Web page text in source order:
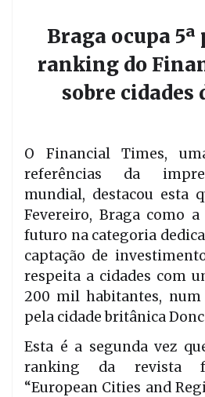
Braga ocupa 5ª
ranking do
sobre cidades
O Financial Times,
referências da
mundial, destacou esta
Fevereiro, Braga como
futuro na categoria
captação de
respeita a cidades com
200 mil habitantes,
pela cidade britânica
Esta é a segunda vez
ranking da revista
“European Cities and